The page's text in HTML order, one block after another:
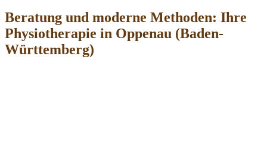
Beratung und moderne Methoden: Ihre
Physiotherapie in Oppenau (Baden-
Württemberg)